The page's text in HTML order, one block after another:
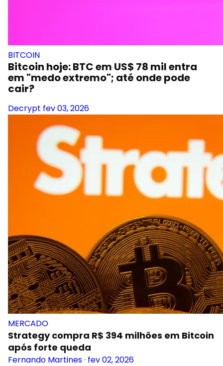
BITCOIN
Bitcoin hoje: BTC em US$ 78 mil entra
em "medo extremo"; até onde pode
cair?
Decrypt fev 03, 2026
MERCADO
Strategy compra R$ 394 milhões em Bitcoin
após forte queda
Fernando Martines· fev 02, 2026